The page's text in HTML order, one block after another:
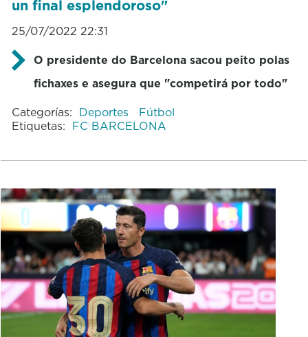
un final esplendoroso"
25/07/2022 22:31
O presidente do Barcelona sacou peito polas
fichaxes e asegura que "competirá por todo"
Categorías: Deportes
Fútbol
Etiquetas: FC BARCELONA